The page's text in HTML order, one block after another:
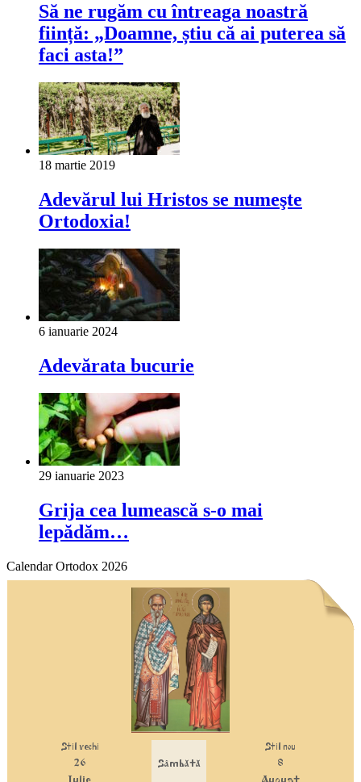
Să ne rugăm cu întreaga noastră
ființă: „Doamne, știu că ai puterea să
faci asta!”
18 martie 2019
Adevărul lui Hristos se numeşte
Ortodoxia!
6 ianuarie 2024
Adevărata bucurie
29 ianuarie 2023
Grija cea lumească s-o mai
lepădăm…
Calendar Ortodox 2026